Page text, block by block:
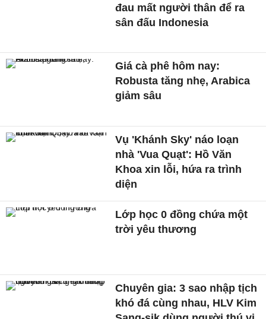
đau mất người thân để ra
sân đấu Indonesia
Giá cà phê hôm nay:
Robusta tăng nhẹ, Arabica
giảm sâu
Vụ 'Khánh Sky' náo loạn
nhà 'Vua Quạt': Hồ Văn
Khoa xin lỗi, hứa ra trình
diện
Lớp học 0 đồng chứa một
trời yêu thương
Chuyên gia: 3 sao nhập tịch
khó đá cùng nhau, HLV Kim